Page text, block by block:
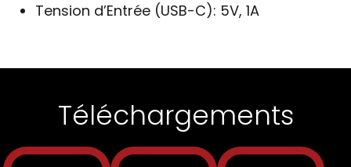
Tension d’Entrée (USB-C): 5V, 1A
Téléchargements